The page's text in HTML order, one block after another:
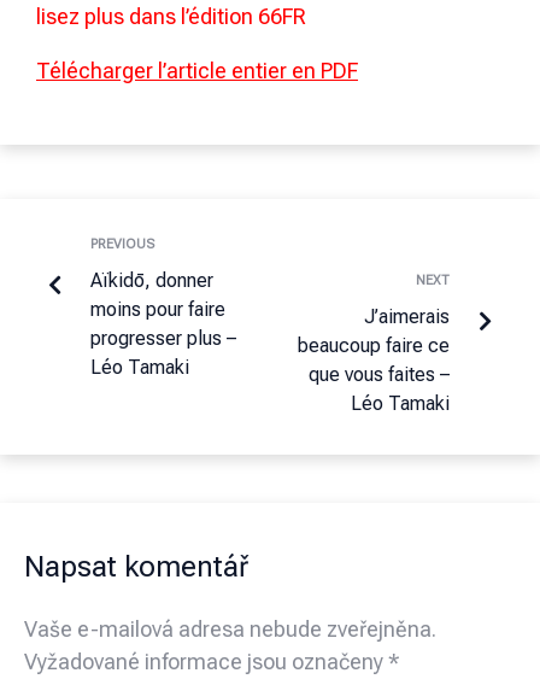
lisez plus dans l’édition 66FR
Télécharger l’article entier en PDF
PREVIOUS
Aïkidō, donner
moins pour faire
progresser plus –
Léo Tamaki
NEXT
J’aimerais
beaucoup faire ce
que vous faites –
Léo Tamaki
Napsat komentář
Vaše e-mailová adresa nebude zveřejněna.
Vyžadované informace jsou označeny*